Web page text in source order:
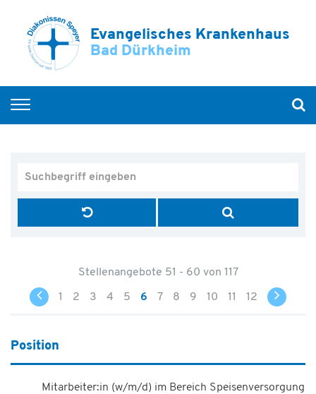
Evangelisches Krankenhaus
Bad Dürkheim
Home
Service & Betreuung
Ihr Aufenthalt
Stellenangebote 51 - 60 von 117
1 2 3 4 5 6 7 8 9 10 11 12
Position
Mitarbeiter:in (w/m/d) im Bereich Speisenversorgung